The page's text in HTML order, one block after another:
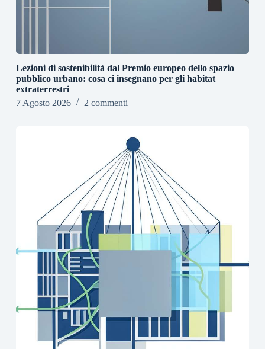
Lezioni di sostenibilità dal Premio europeo dello spazio
pubblico urbano: cosa ci insegnano per gli habitat
extraterrestri
7 Agosto 2026
2 commenti